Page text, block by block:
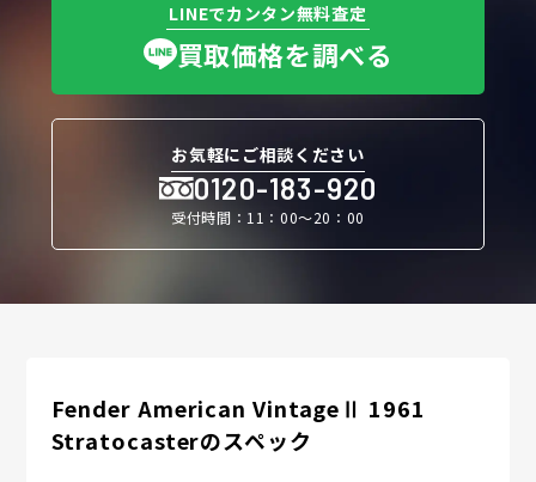
LINEでカンタン無料査定
買取価格を調べる
お気軽にご相談ください
0120-183-920
受付時間：11：00〜20：00
Fender American VintageⅡ 1961
Stratocasterのスペック